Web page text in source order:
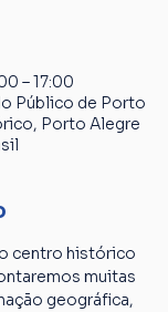
– 17:00
Público de Porto
Porto Alegre
centro histórico
muitas
geográfica,